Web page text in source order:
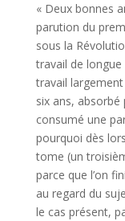
« Deux bonnes
parution du
sous la
travail de
travail
six ans,
consumé une
pourquoi dès
tome (un
parce que l’on
au regard du
le cas présent,